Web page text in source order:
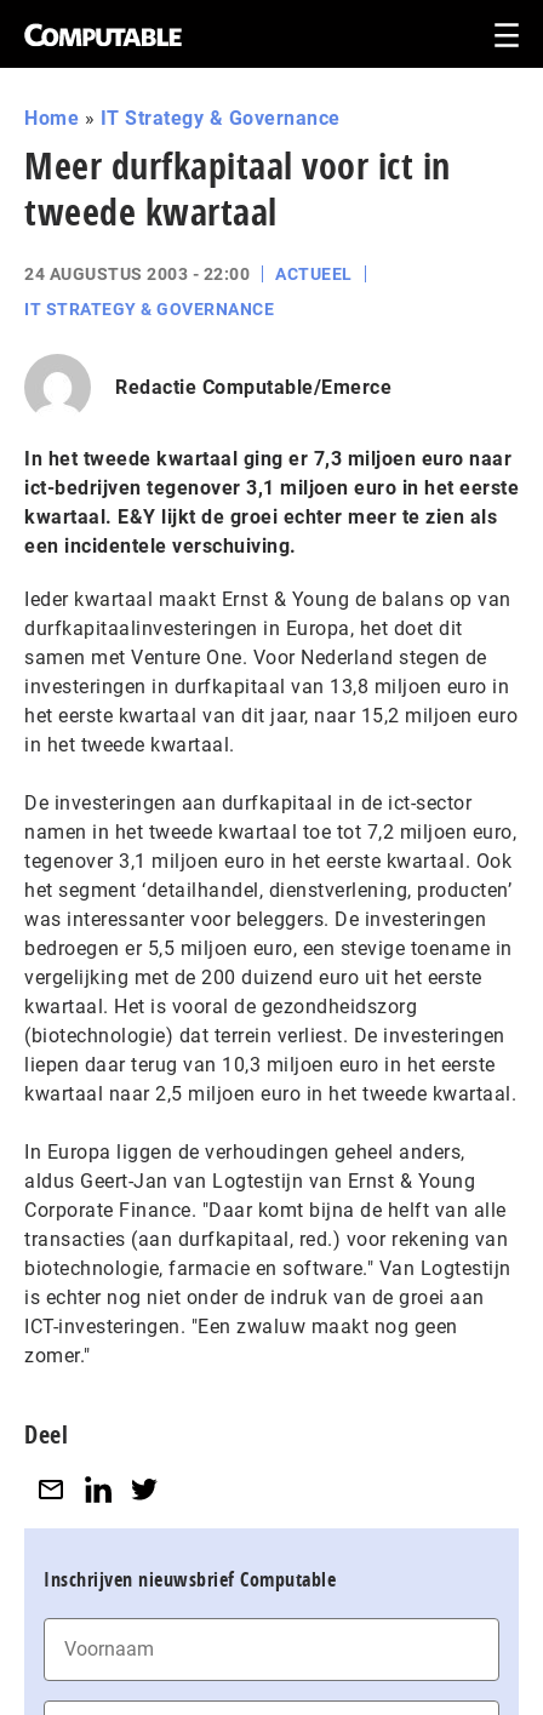
Home » IT Strategy & Governance
Meer durfkapitaal voor ict in
tweede kwartaal
24 AUGUSTUS 2003 - 22:00
ACTUEEL
IT STRATEGY & GOVERNANCE
Redactie Computable/Emerce
In het tweede kwartaal ging er 7,3 miljoen euro naar
ict-bedrijven tegenover 3,1 miljoen euro in het eerste
kwartaal. E&Y lijkt de groei echter meer te zien als
een incidentele verschuiving.
Ieder kwartaal maakt Ernst & Young de balans op van
durfkapitaalinvesteringen in Europa, het doet dit
samen met Venture One. Voor Nederland stegen de
investeringen in durfkapitaal van 13,8 miljoen euro in
het eerste kwartaal van dit jaar, naar 15,2 miljoen euro
in het tweede kwartaal.
De investeringen aan durfkapitaal in de ict-sector
namen in het tweede kwartaal toe tot 7,2 miljoen euro,
tegenover 3,1 miljoen euro in het eerste kwartaal. Ook
het segment ‘detailhandel, dienstverlening, producten’
was interessanter voor beleggers. De investeringen
bedroegen er 5,5 miljoen euro, een stevige toename in
vergelijking met de 200 duizend euro uit het eerste
kwartaal. Het is vooral de gezondheidszorg
(biotechnologie) dat terrein verliest. De investeringen
liepen daar terug van 10,3 miljoen euro in het eerste
kwartaal naar 2,5 miljoen euro in het tweede kwartaal.
In Europa liggen de verhoudingen geheel anders,
aldus Geert-Jan van Logtestijn van Ernst & Young
Corporate Finance. "Daar komt bijna de helft van alle
transacties (aan durfkapitaal, red.) voor rekening van
biotechnologie, farmacie en software." Van Logtestijn
is echter nog niet onder de indruk van de groei aan
ICT-investeringen. "Een zwaluw maakt nog geen
zomer."
Deel
Inschrijven nieuwsbrief Computable